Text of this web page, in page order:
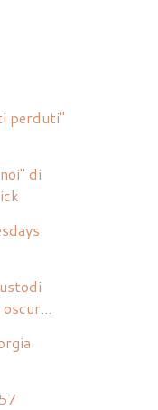
perduti"
di